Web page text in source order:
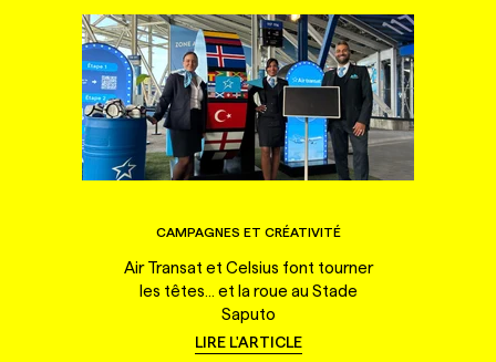
CAMPAGNES ET CRÉATIVITÉ
Air Transat et Celsius font tourner
les têtes... et la roue au Stade
Saputo
LIRE L'ARTICLE